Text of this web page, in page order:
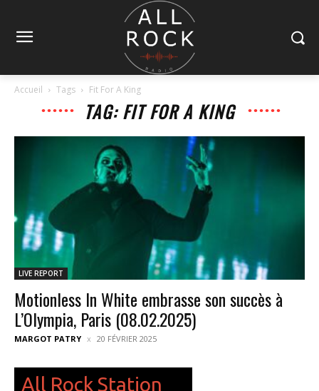
Accueil Tags Fit For A King
TAG: FIT FOR A KING
LIVE REPORT
Motionless In White embrasse son succès à
L’Olympia, Paris (08.02.2025)
MARGOT PATRY 20 FÉVRIER 2025